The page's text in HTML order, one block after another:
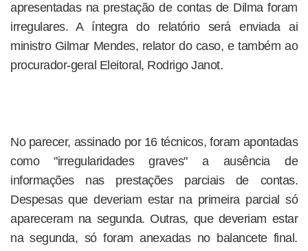
apresentadas na prestação de contas de Dilma foram
irregulares. A íntegra do relatório será enviada ai
ministro Gilmar Mendes, relator do caso, e também ao
procurador-geral Eleitoral, Rodrigo Janot.
No parecer, assinado por 16 técnicos, foram apontadas
como "irregularidades graves" a ausência de
informações nas prestações parciais de contas.
Despesas que deveriam estar na primeira parcial só
apareceram na segunda. Outras, que deveriam estar
na segunda, só foram anexadas no balancete final.